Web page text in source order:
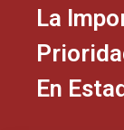
La
En